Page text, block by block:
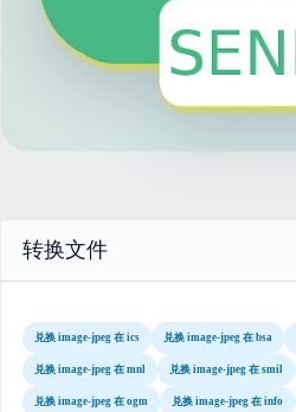
转换文件
兑换 image-jpeg 在 ics 兑换 image-jpeg 在 bsa
兑换 image-jpeg 在 mnl 兑换 image-jpeg 在 smil
兑换 image-jpeg 在 ogm 兑换 image-jpeg 在 info